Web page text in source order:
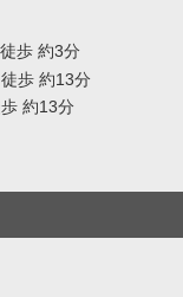
歩 約3分
歩 約13分
約13分